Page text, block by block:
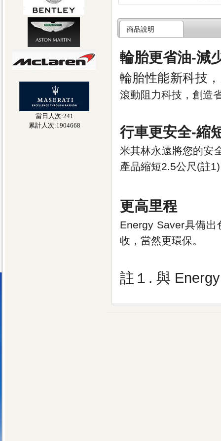
當日人次:241
累計人次:1904668
商品說明
輪胎更省油-減
輪胎性能新科技，
滾動阻力科技，創造
行車更安全-縮
米其林永遠將您的安
產品縮短2.5公尺(註1)
更高里程
Energy Saver具備
收，當然更環保。
註１. 與